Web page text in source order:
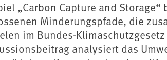
„Carbon Capture and
Minderungspfade, die
im Bundes-
analysiert das